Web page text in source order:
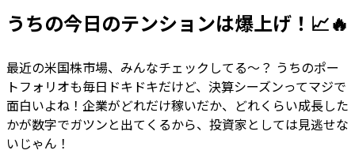
うちの今日のテンションは爆上げ！📈🔥
最近の米国株市場、みんなチェックしてる〜？ うちのポー
トフォリオも毎日ドキドキだけど、決算シーズンってマジで
面白いよね！企業がどれだけ稼いだか、どれくらい成長した
かが数字でガツンと出てくるから、投資家としては見逃せな
いじゃん！